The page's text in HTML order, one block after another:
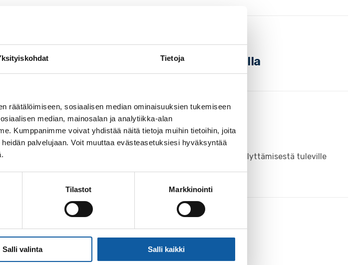
Tietoja
räätälöimiseen, sosiaalisen median ominaisuuksien tukemiseen
median, mainosalan ja analytiikka-alan
Kumppanimme voivat yhdistää näitä tietoja muihin tietoihin, joita
palvelujaan. Voit muuttaa evästeasetuksiesi hyväksyntää
Tilastot Markkinointi
Salli valinta Salli kaikki
Paimion kirkon hautausmaalla
Paimio
huolehtivat kulttuuri- ja luonnonperinnön tallentamisesta ja säilyttämisestä tuleville
Pyhän Jaakobin kirkolla